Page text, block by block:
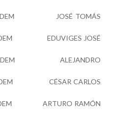
DEM JOSÉ TOMÁS
DEM EDUVIGES JOSÉ
DEM ALEJANDRO
DEM CÉSAR CARLOS
DEM ARTURO RAMÓN